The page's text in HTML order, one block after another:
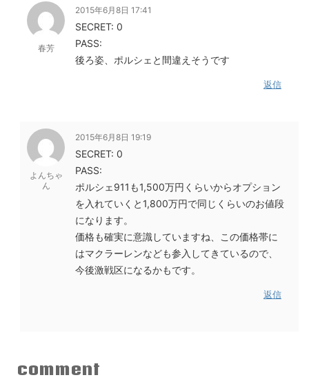
春芳
2015年6月8日 17:41
SECRET: 0
PASS:
後ろ姿、ポルシェと間違えそうです
返信
よんちゃ
ん
2015年6月8日 19:19
SECRET: 0
PASS:
ポルシェ911も1,500万円くらいからオプション
を入れていくと1,800万円で同じくらいのお値段
になります。
価格も確実に意識していますね、この価格帯に
はマクラーレンなども参入してきているので、
今後激戦区になるかもです。
返信
comment